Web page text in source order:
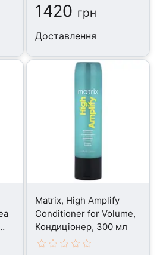
1420 грн
Доставлення
Matrix, High Amplify
Conditioner for Volume,
Кондиціонер, 300 мл